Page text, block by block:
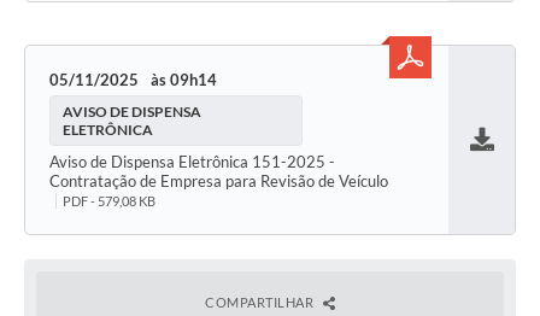
05/11/2025 09h14
AVISO DE DISPENSA
ELETRÔNICA
Aviso de Dispensa Eletrônica 151-2025 -
Contratação de Empresa para Revisão de Veículo
PDF - 579,08 KB
COMPARTILHAR